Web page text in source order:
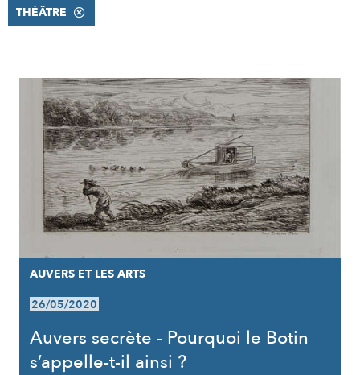
THÉÂTRE
RÉSULTATS
AUVERS ET LES ARTS
26/05/2020
Auvers secrète - Pourquoi le Botin
s’appelle-t-il ainsi ?